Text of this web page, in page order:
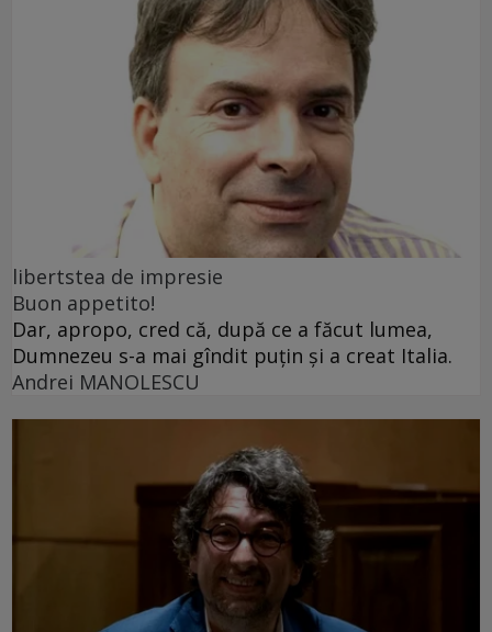
libertstea de impresie
Buon appetito!
Dar, apropo, cred că, după ce a făcut lumea,
Dumnezeu s-a mai gîndit puțin și a creat Italia.
Andrei MANOLESCU